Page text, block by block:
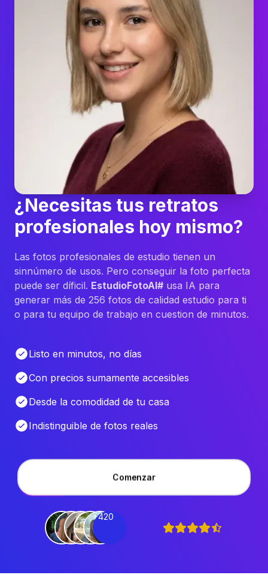
¿Necesitas tus retratos
profesionales hoy mismo?
Las fotos profesionales de estudio tienen un
sinnúmero de usos. Pero conseguir la foto perfecta
puede ser díficil. EstudioFotoAI# usa IA para
generar más de 256 fotos de calidad estudio para ti
o para tu equipo de trabajo en cuestion de minutos.
Listo en minutos, no días
Con precios sumamente accesibles
Desde la comodidad de tu casa
Indistinguible de fotos reales
Comenzar
+420